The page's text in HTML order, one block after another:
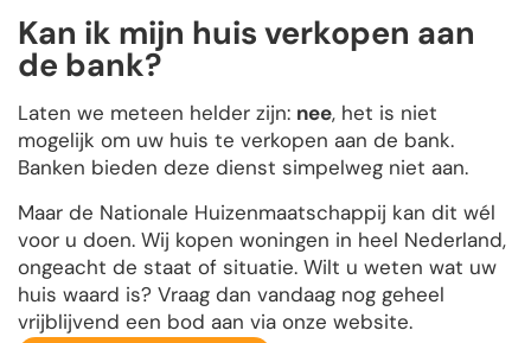
Kan ik mijn huis verkopen aan
de bank?
Laten we meteen helder zijn: nee, het is niet
mogelijk om uw huis te verkopen aan de bank.
Banken bieden deze dienst simpelweg niet aan.
Maar de Nationale Huizenmaatschappij kan dit wél
voor u doen. Wij kopen woningen in heel Nederland,
ongeacht de staat of situatie. Wilt u weten wat uw
huis waard is? Vraag dan vandaag nog geheel
vrijblijvend een bod aan via onze website.